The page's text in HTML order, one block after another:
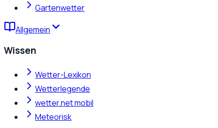
Gartenwetter
Allgemein
Wissen
Wetter-Lexikon
Wetterlegende
wetter.net mobil
Meteorisk